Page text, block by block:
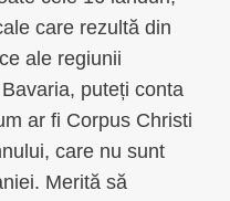
care rezultă din
ale regiunii
puteți conta
ar fi Corpus Christi
care nu sunt
Merită să